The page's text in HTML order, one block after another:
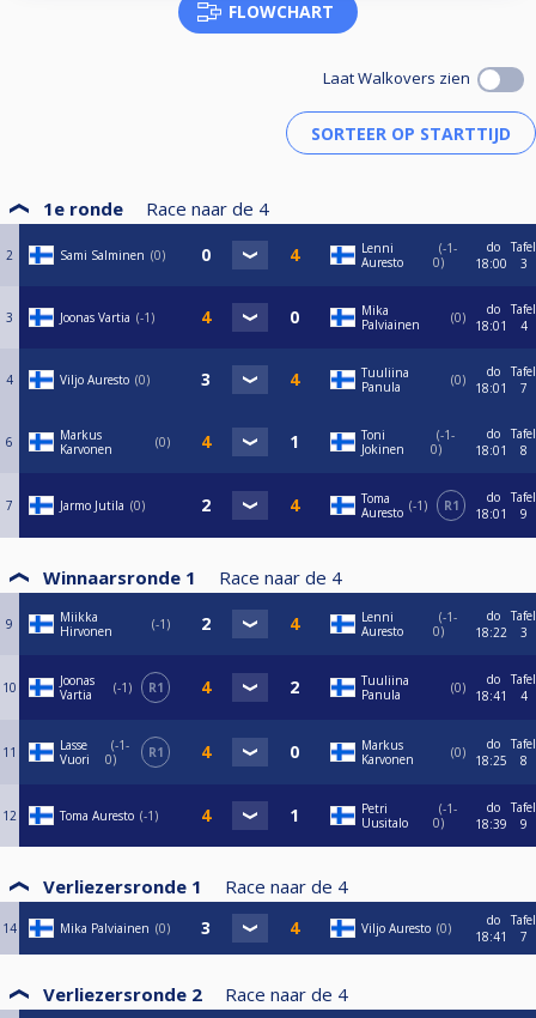
FLOWCHART
Laat Walkovers zien
1e ronde Race naar de 4
2 Sami Salminen 0
Lenni
Auresto
-1-
0
do
18:00
Tafel
3
3 Joonas Vartia -1
Mika
Palviainen
0
do
18:01
Tafel
4
4 Viljo Auresto 0
Tuuliina
Panula
0
do
18:01
Tafel
7
6
Markus
Karvonen
0
Toni
Jokinen
-1-
0
do
18:01
Tafel
8
7 Jarmo Jutila 0
Toma
Auresto -1 R1
do
18:01
Tafel
9
Winnaarsronde 1 Race naar de 4
9
Miikka
Hirvonen
-1
Lenni
Auresto
-1-
0
do
18:22
Tafel
3
10
Joonas
Vartia
-1 R1
Tuuliina
Panula
0
do
18:41
Tafel
4
11
Lasse
Vuori
-1-
0
R1
Markus
Karvonen
0
do
18:25
Tafel
8
12 Toma Auresto -1
Petri
Uusitalo
-1-
0
do
18:39
Tafel
9
Verliezersronde 1 Race naar de 4
14 Mika Palviainen 0 Viljo Auresto 0
do
18:41
Tafel
7
Verliezersronde 2 Race naar de 4